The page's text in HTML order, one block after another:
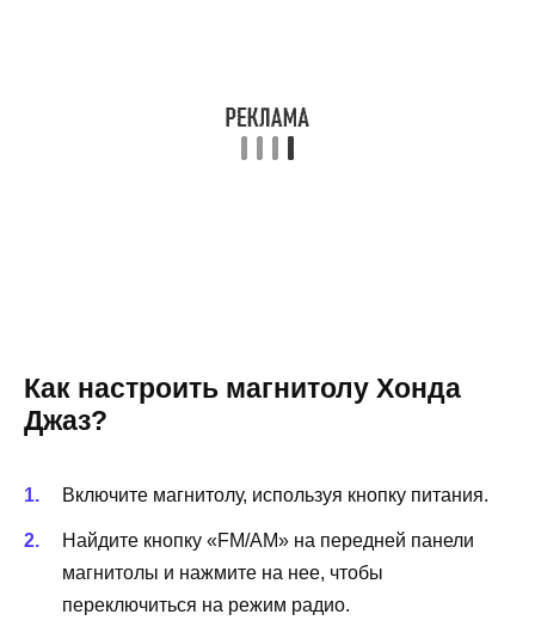
Как настроить магнитолу Хонда
Джаз?
Включите магнитолу, используя кнопку питания.
Найдите кнопку «FM/AM» на передней панели
магнитолы и нажмите на нее, чтобы
переключиться на режим радио.